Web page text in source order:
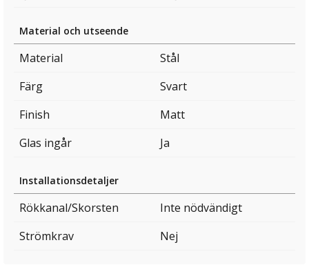
Material och utseende
Material
Stål
Färg
Svart
Finish
Matt
Glas ingår
Ja
Installationsdetaljer
Rökkanal/Skorsten
Inte nödvändigt
Strömkrav
Nej